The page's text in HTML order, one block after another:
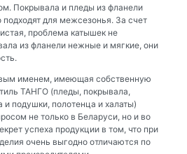
Покрывала и пледы из фланели
для межсезонья. За счет
проблема катышек не
из фланели нежные и мягкие, они
именем, имеющая собственную
ТАНГО (пледы, покрывала,
и подушки, полотенца и халаты)
не только в Беларуси, но и во
успеха продукции в том, что при
очень выгодно отличаются по